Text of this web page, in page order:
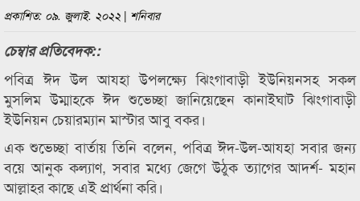
প্রকাশিত: ০৯. জুলাই. ২০২২ | শনিবার
চেম্বার প্রতিবেদক::
পবিত্র ঈদ উল আযহা উপলক্ষ্যে ঝিংগাবাড়ী ইউনিয়নসহ সকল
মুসলিম উম্মাহকে ঈদ শুভেচ্ছা জানিয়েছেন কানাইঘাট ঝিংগাবাড়ী
ইউনিয়ন চেয়ারম্যান মাস্টার আবু বকর।
এক শুভেচ্ছা বার্তায় তিনি বলেন, পবিত্র ঈদ-উল-আযহা সবার জন্য
বয়ে আনুক কল্যাণ, সবার মধ্যে জেগে উঠুক ত্যাগের আদর্শ- মহান
আল্লাহর কাছে এই প্রার্থনা করি।